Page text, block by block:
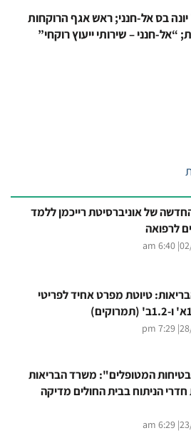
בס אל-חנני; ראש אגף הרוקחות
חנני – שירותי ייעוץ רוקחי”
של אוניברסיטת רייכמן ללמד
לרפואה
| 6:40 am
טיוטת מפרט אחיד לפריטי
| 7:29 pm
המטופלים": משרד הבריאות
הניתוח בבית החולים מדיקה
| 6:29 am